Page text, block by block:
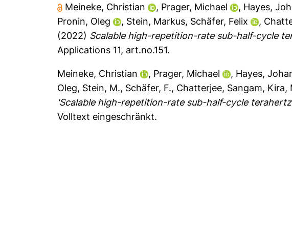
Meineke, Christian , Prager, Michael , Hayes,
Pronin, Oleg
, Stein, Markus, Schäfer, Felix ,
(2022) Scalable high-repetition-rate sub-half-cycle
Applications 11, art.no.151.
Meineke, Christian , Prager, Michael , Hayes,
Oleg, Stein, M., Schäfer, F., Chatterjee, Sangam, Kira,
'Scalable high-repetition-rate sub-half-cycle
Volltext eingeschränkt.